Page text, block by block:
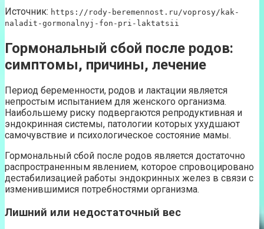
Источник: https://rody-beremennost.ru/voprosy/kak-
naladit-gormonalnyj-fon-pri-laktatsii
Гормональный сбой после родов:
симптомы, причины, лечение
Период беременности, родов и лактации является
непростым испытанием для женского организма.
Наибольшему риску подвергаются репродуктивная и
эндокринная системы, патологии которых ухудшают
самочувствие и психологическое состояние мамы.
Гормональный сбой после родов является достаточно
распространенным явлением, которое спровоцировано
дестабилизацией работы эндокринных желез в связи с
изменившимися потребностями организма.
Лишний или недостаточный вес